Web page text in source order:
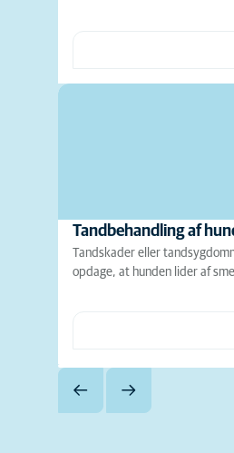
Tandbehandling af
Tandskader eller
opdage, at hunden lider af